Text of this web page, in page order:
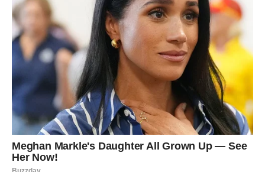
mnogo o njenom ponašanju. Ako se osoba često ponavlja u
negativnim situacijama ili ima burnu prošlost punu sukoba i
problema, to može biti znak zle namjere.
Postavite granice: Ako prepoznajete zlo u osobi, važno je
postaviti granice kako biste zaštitili svoje emocionalno
zdravlje. Ne dozvolite da vas zlonamjerni ljudi iskoriste ili
povrijede.
Vrijedi napomenuti da prepoznavanje zla u drugima može biti
izazovan proces i nije uvijek lako odvojiti crte ličnosti od